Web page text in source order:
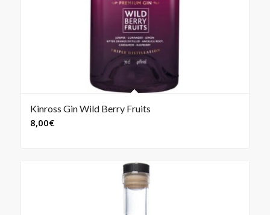
Kinross Gin Wild Berry Fruits
8,00€